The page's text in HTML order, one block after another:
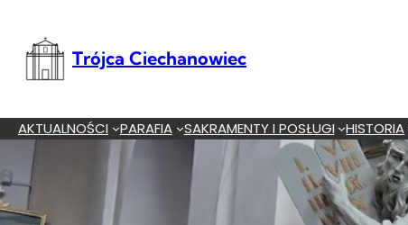
treści
Trójca Ciechanowiec
AKTUALNOŚCI PARAFIA SAKRAMENTY I POSŁUGI HISTORIA